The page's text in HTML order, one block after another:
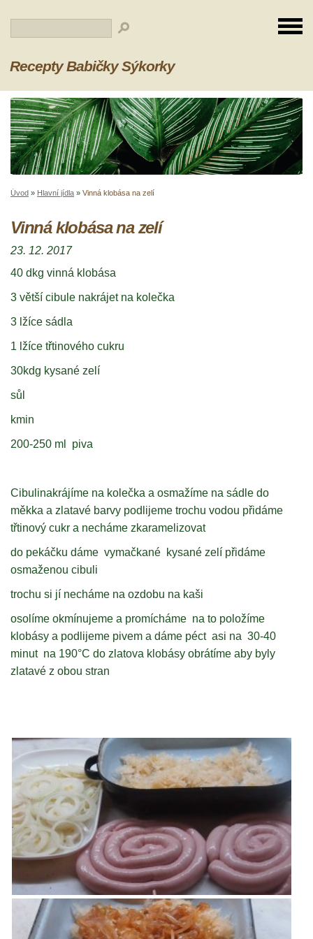
Recepty Babičky Sýkorky
Úvod » Hlavní jídla » Vinná klobása na zelí
Vinná klobása na zelí
23. 12. 2017
40 dkg vinná klobása
3 větší cibule nakrájet na kolečka
3 lžíce sádla
1 lžíce třtinového cukru
30kdg kysané zelí
sůl
kmin
200-250 ml piva
Cibulinakrájíme na kolečka a osmažíme na sádle do
měkka a zlatavé barvy podlijeme trochu vodou přidáme
třtinový cukr a necháme zkaramelizovat
do pekáčku dáme vymačkané kysané zelí přidáme
osmaženou cibuli
trochu si jí necháme na ozdobu na kaši
osolíme okmínujeme a promícháme na to položíme
klobásy a podlijeme pivem a dáme péct asi na 30-40
minut na 190°C do zlatova klobásy obrátíme aby byly
zlatavé z obou stran